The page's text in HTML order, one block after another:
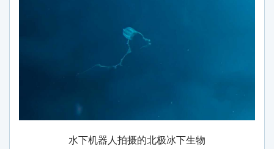
水下机器人拍摄的北极冰下生物